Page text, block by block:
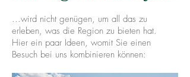
...wird nicht genügen, um all das zu
erleben, was die Region zu bieten hat.
Hier ein paar Ideen, womit Sie einen
Besuch bei uns kombinieren können: